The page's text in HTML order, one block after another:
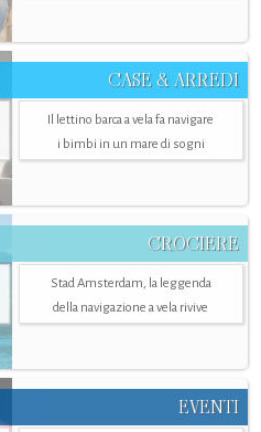
CASE & ARREDI
Il lettino barca a vela fa navigare
i bimbi in un mare di sogni
CROCIERE
Stad Amsterdam, la leggenda
della navigazione a vela rivive
EVENTI